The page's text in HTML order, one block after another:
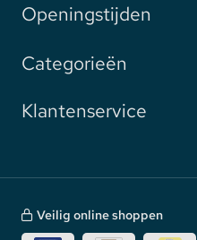
product.
Openingstijden
Categorieën
Klantenservice
Veilig online shoppen